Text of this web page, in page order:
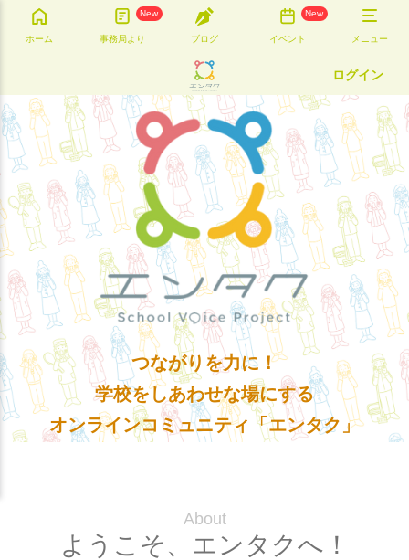
ホーム
New
事務局より ブログ
New
イベント メニュー
ログイン
つながりを力に！
学校をしあわせな場にする
オンラインコミュニティ「エンタク」
About
ようこそ、エンタクへ！